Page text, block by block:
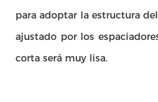
para adoptar la estructura
ajustado por los
corta será muy lisa.